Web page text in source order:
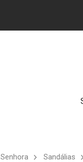
Senhora Sandálias